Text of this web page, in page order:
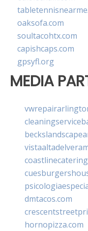
oaksofa.com
soultacohtx.com
capishcaps.com
gpsyfl.org
MEDIA
dmtacos.com
hornopizza.com